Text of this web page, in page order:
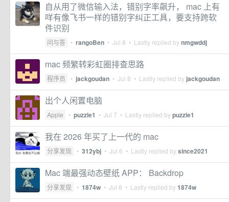
自从用了微信输入法，错别字率飙升， mac 上有
咩有像飞书一样的错别字纠正工具，要支持跨软
件识别
问与答 • rangoBen • Jul 8 • Lastly replied bynmgwddj
mac 频繁转彩虹圈排查思路
程序员 • jackgoudan • Jul 8 • Lastly replied by jackgoudan
出个人闲置电脑
Apple • puzzle1 • Jul 7 • Lastly replied bypuzzle1
我在 2026 年买了上一代的 mac
分享发现 • 312ybj • Jul 6 • Lastly replied bysince2021
Mac 端最强动态壁纸 APP： Backdrop
分享发现 • 1874w • Jul 8 • Lastly replied by1874w